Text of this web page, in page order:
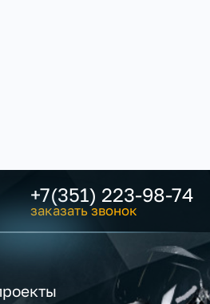
+7(351) 223-98-74
заказать звонок